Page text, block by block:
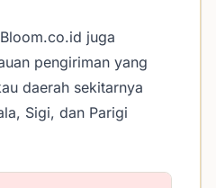
juga
pengiriman yang
daerah sekitarnya
Sigi, dan Parigi